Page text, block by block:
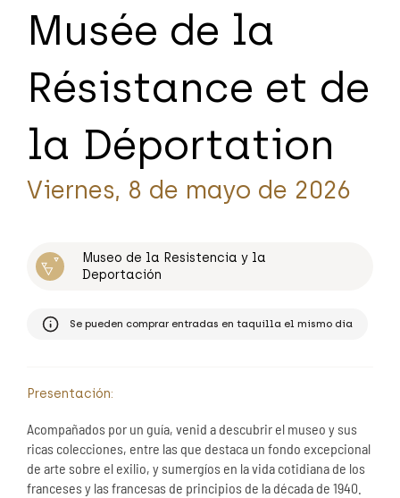
Musée de la
Résistance et de
la Déportation
Viernes, 8 de mayo de 2026
Museo de la Resistencia y la
Deportación
Se pueden comprar entradas en taquilla el mismo día
Presentación:
Acompañados por un guía, venid a descubrir el museo y sus
ricas colecciones, entre las que destaca un fondo excepcional
de arte sobre el exilio, y sumergíos en la vida cotidiana de los
franceses y las francesas de principios de la década de 1940.